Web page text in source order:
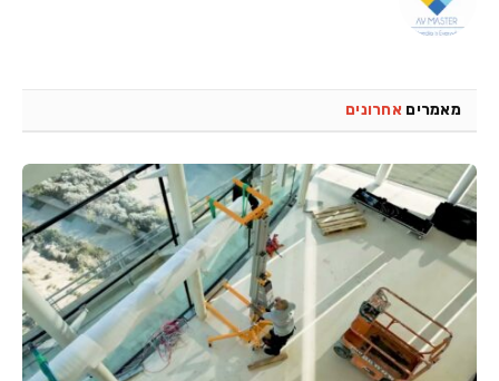
מאמרים אחרונים